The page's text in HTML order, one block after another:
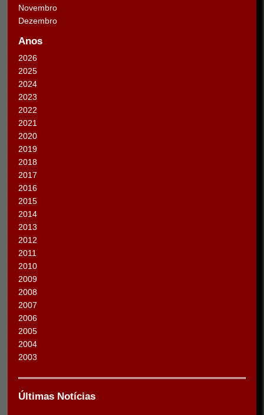
Novembro
Dezembro
Anos
2026
2025
2024
2023
2022
2021
2020
2019
2018
2017
2016
2015
2014
2013
2012
2011
2010
2009
2008
2007
2006
2005
2004
2003
Últimas Notícias